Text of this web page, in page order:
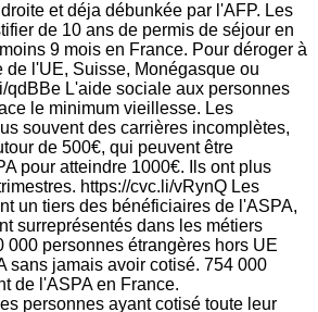
et déja débunkée par l'AFP. Les
de 10 ans de permis de séjour en
9 mois en France. Pour déroger à
de l'UE, Suisse, Monégasque ou
qdBBe L'aide sociale aux personnes
le minimum vieillesse. Les
souvent des carrières incomplètes,
de 500€, qui peuvent être
pour atteindre 1000€. Ils ont plus
https://cvc.li/vRynQ Les
un tiers des bénéficiaires de l'ASPA,
surreprésentés dans les métiers
000 personnes étrangères hors UE
sans jamais avoir cotisé. 754 000
de l'ASPA en France.
personnes ayant cotisé toute leur